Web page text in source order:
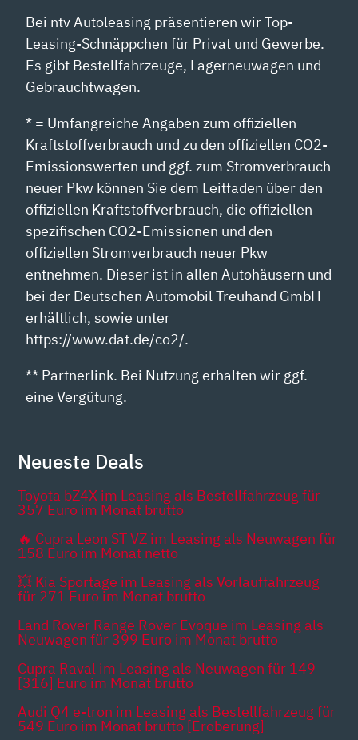
Bei ntv Autoleasing präsentieren wir Top-
Leasing-Schnäppchen für Privat und Gewerbe.
Es gibt Bestellfahrzeuge, Lagerneuwagen und
Gebrauchtwagen.
* = Umfangreiche Angaben zum offiziellen
Kraftstoffverbrauch und zu den offiziellen CO2-
Emissionswerten und ggf. zum Stromverbrauch
neuer Pkw können Sie dem Leitfaden über den
offiziellen Kraftstoffverbrauch, die offiziellen
spezifischen CO2-Emissionen und den
offiziellen Stromverbrauch neuer Pkw
entnehmen. Dieser ist in allen Autohäusern und
bei der Deutschen Automobil Treuhand GmbH
erhältlich, sowie unter
https://www.dat.de/co2/.
** Partnerlink. Bei Nutzung erhalten wir ggf.
eine Vergütung.
Neueste Deals
Toyota bZ4X im Leasing als Bestellfahrzeug für
357 Euro im Monat brutto
🔥 Cupra Leon ST VZ im Leasing als Neuwagen für
158 Euro im Monat netto
💥 Kia Sportage im Leasing als Vorlauffahrzeug
für 271 Euro im Monat brutto
Land Rover Range Rover Evoque im Leasing als
Neuwagen für 399 Euro im Monat brutto
Cupra Raval im Leasing als Neuwagen für 149
[316] Euro im Monat brutto
Audi Q4 e-tron im Leasing als Bestellfahrzeug für
549 Euro im Monat brutto [Eroberung]